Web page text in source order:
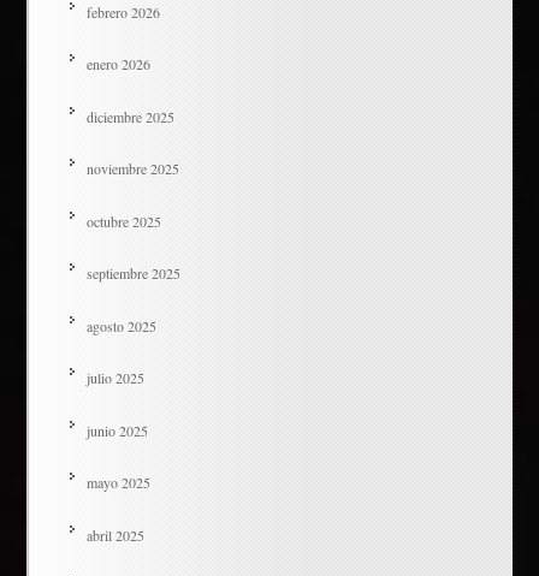
febrero 2026
enero 2026
diciembre 2025
noviembre 2025
octubre 2025
septiembre 2025
agosto 2025
julio 2025
junio 2025
mayo 2025
abril 2025